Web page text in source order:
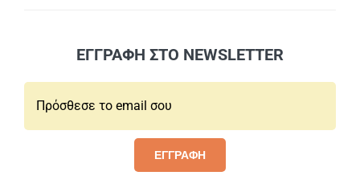
ΕΓΓΡΑΦΗ ΣΤΟ NEWSLETTER
ΕΓΓΡΑΦΗ